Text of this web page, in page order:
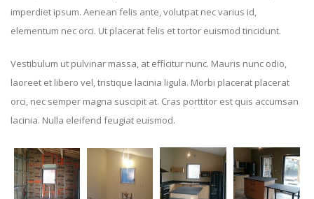
imperdiet ipsum. Aenean felis ante, volutpat nec varius id,
elementum nec orci. Ut placerat felis et tortor euismod tincidunt.
Vestibulum ut pulvinar massa, at efficitur nunc. Mauris nunc odio,
laoreet et libero vel, tristique lacinia ligula. Morbi placerat placerat
orci, nec semper magna suscipit at. Cras porttitor est quis accumsan
lacinia. Nulla eleifend feugiat euismod.